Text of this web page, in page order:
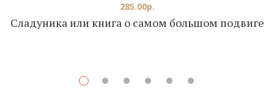
Сладуника или книга о самом большом подвиге
285.00р.